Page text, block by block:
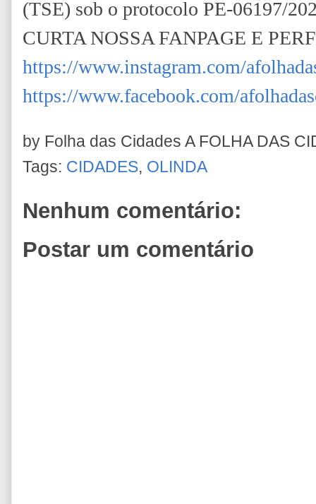
(TSE) sob o protocolo PE-06197/
CURTA NOSSA FANPAGE E
https://www.instagram.com/
https://www.facebook.com/
by Folha das Cidades A FOLHA DAS
Tags: CIDADES, OLINDA
Nenhum comentário:
Postar um comentário